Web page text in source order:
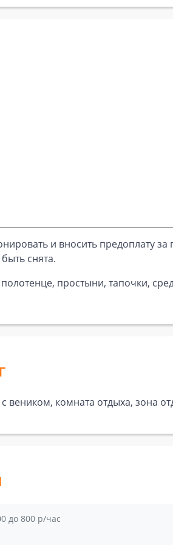
и вносить предоплату
снята.
простыни, тапочки,
веником, комната отдыха, зона
до 800 р/час
Алибаба